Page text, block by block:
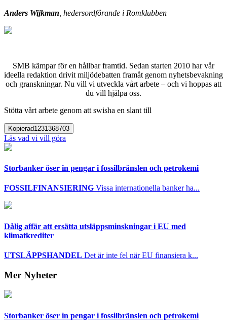
Anders Wijkman , hedersordförande i Romklubben
SMB kämpar för en hållbar framtid. Sedan starten 2010 har vår
ideella redaktion drivit miljödebatten framåt genom nyhetsbevakning
och granskningar. Nu vill vi utveckla vårt arbete – och vi hoppas att
du vill hjälpa oss.
Stötta vårt arbete genom att swisha en slant till
Kopierad1231368703
Läs vad vi vill göra
Storbanker öser in pengar i fossilbränslen och petrokemi
FOSSILFINANSIERING Vissa internationella banker ha...
Dålig affär att ersätta utsläppsminskningar i EU med
klimatkrediter
UTSLÄPPSHANDEL Det är inte fel när EU finansiera k...
Mer Nyheter
Storbanker öser in pengar i fossilbränslen och petrokemi